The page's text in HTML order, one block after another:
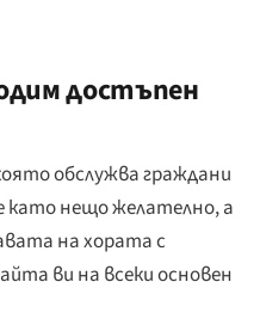
достъпен
обслужва граждани
като нещо желателно, а
на хората с
ви на всеки основен